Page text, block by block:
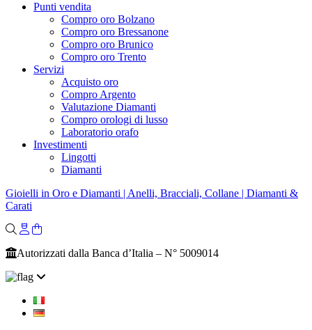
Punti vendita
Compro oro Bolzano
Compro oro Bressanone
Compro oro Brunico
Compro oro Trento
Servizi
Acquisto oro
Compro Argento
Valutazione Diamanti
Compro orologi di lusso
Laboratorio orafo
Investimenti
Lingotti
Diamanti
Gioielli in Oro e Diamanti | Anelli, Bracciali, Collane | Diamanti &
Carati
Autorizzati dalla Banca d’Italia – N° 5009014